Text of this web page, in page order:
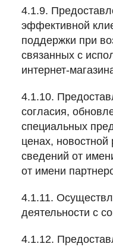
4.1.9.
эффективной
поддержки при
связанных с
интернет-
4.1.10.
согласия,
специальных
ценах,
сведений от
от имени
4.1.11.
деятельности с
4.1.12.